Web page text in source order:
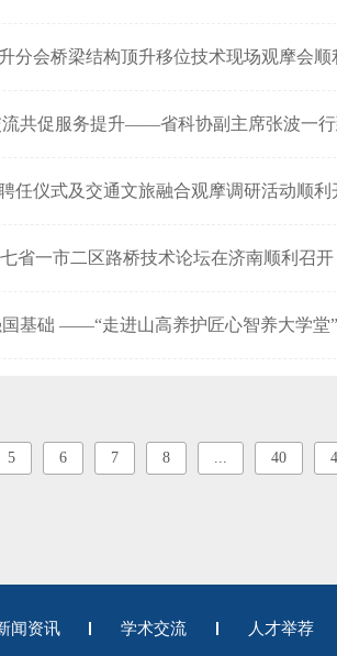
分会桥梁结构顶升移位技术现场观摩会顺
共促服务提升——省科协副主席张波一
任仪式及交通文旅融合观摩调研活动顺利
省一市二区路桥技术论坛在济南顺利召开
基础 ——“走进山高养护匠心智养大学堂
5 6 7 8 ... 40
闻资讯 学术交流 人才举荐